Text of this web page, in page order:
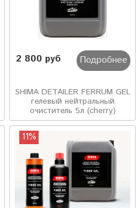
2 800 руб Подробнее
SHIMA DETAILER FERRUM GEL
гелевый нейтральный
очиститель 5л (cherry)
11%